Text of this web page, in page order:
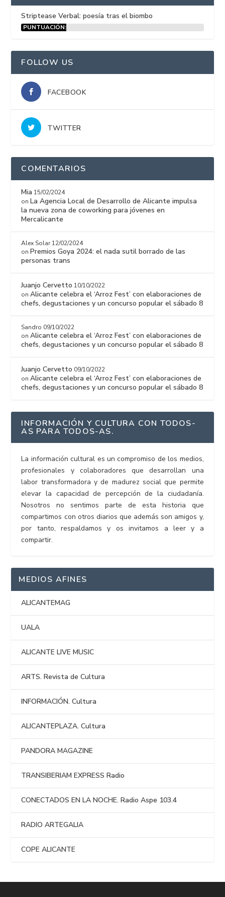
Striptease Verbal: poesía tras el biombo
PUNTUACIÓN:
FOLLOW US
FACEBOOK
TWITTER
COMENTARIOS
Mia 15/02/2024
on La Agencia Local de Desarrollo de Alicante impulsa
la nueva zona de coworking para jóvenes en
Mercalicante
Alex Solar 12/02/2024
on Premios Goya 2024: el nada sutil borrado de las
personas trans
Juanjo Cervetto 10/10/2022
onAlicante celebra el ‘Arroz Fest’ con elaboraciones de
chefs, degustaciones y un concurso popular el sábado 8
Sandro 09/10/2022
onAlicante celebra el ‘Arroz Fest’ con elaboraciones de
chefs, degustaciones y un concurso popular el sábado 8
Juanjo Cervetto 09/10/2022
onAlicante celebra el ‘Arroz Fest’ con elaboraciones de
chefs, degustaciones y un concurso popular el sábado 8
INFORMACIÓN Y CULTURA CON TODOS-
AS PARA TODOS-AS.
La información cultural es un compromiso de los medios,
profesionales y colaboradores que desarrollan una
labor transformadora y de madurez social que permite
elevar la capacidad de percepción de la ciudadanía.
Nosotros no sentimos parte de esta historia que
compartimos con otros diarios que además son amigos y,
por tanto, respaldamos y os invitamos a leer y a
compartir.
MEDIOS AFINES
ALICANTEMAG
UALA
ALICANTE LIVE MUSIC
ARTS. Revista de Cultura
INFORMACIÓN. Cultura
ALICANTEPLAZA. Cultura
PANDORA MAGAZINE
TRANSIBERIAM EXPRESS Radio
CONECTADOS EN LA NOCHE. Radio Aspe 103.4
RADIO ARTEGALIA
COPE ALICANTE